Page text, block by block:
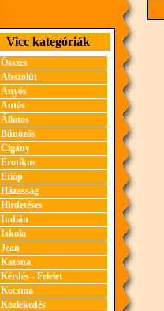
Vicc kategóriák
Összes
Abszolút
Anyós
Autós
Állatos
Bűnözős
Cigány
Erotikus
Etióp
Házasság
Hirdetéses
Indián
Iskola
Jean
Katona
Kérdés - Felelet
Kocsma
Közlekedés